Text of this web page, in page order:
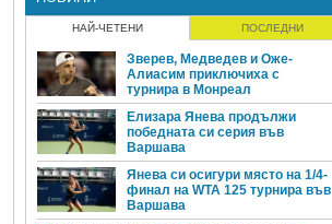
НАЙ-ЧЕТЕНИ ПОСЛЕДНИ
Зверев, Медведев и Оже-
Алиасим приключиха с
турнира в Монреал
Елизара Янева продължи
победната си серия във
Варшава
Янева си осигури място на 1/4-
финал на WTA 125 турнира във
Варшава